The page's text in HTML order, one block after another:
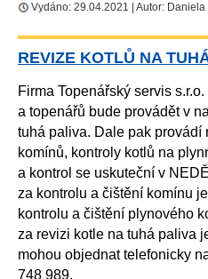
Vydáno: 29.04.2021 | Autor: Daniela
REVIZE KOTLŮ NA
Firma Topenářský servis
a topenářů bude provádět v
tuhá paliva. Dale pak provádí
komínů, kontroly kotlů na
a kontrol se uskuteční v
za kontrolu a čištění komínu
kontrolu a čištění plynového
za revizi kotle na tuhá paliva
mohou objednat telefonicky
748 989.